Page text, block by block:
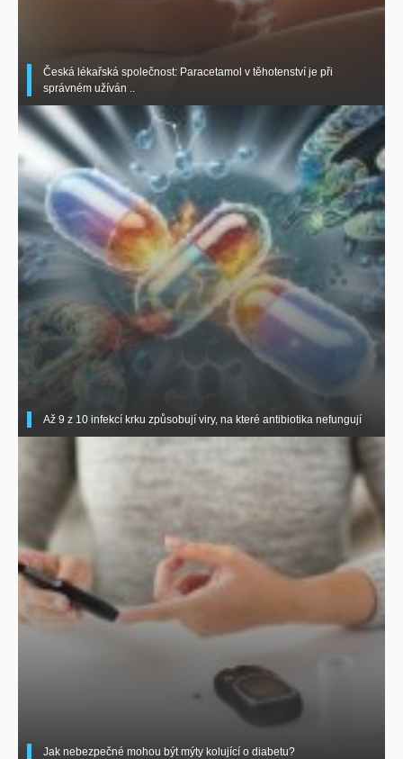
Česká lékařská společnost: Paracetamol v těhotenství je při
správném užíván ..
Až 9 z 10 infekcí krku způsobují viry, na které antibiotika nefungují
Jak nebezpečné mohou být mýty kolující o diabetu?